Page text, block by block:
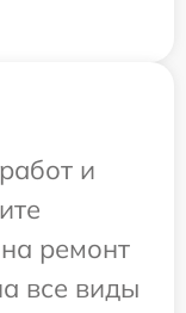
и
ремонт
все виды